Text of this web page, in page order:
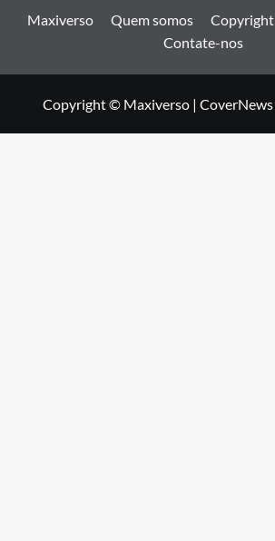
Maxiverso Quem somos Copyright
Contate-nos
Copyright © Maxiverso | CoverNews